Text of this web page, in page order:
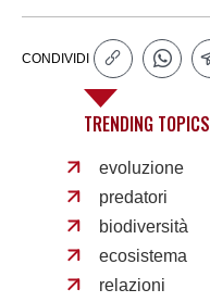
CONDIVIDI
TRENDING TOPICS
evoluzione
predatori
biodiversità
ecosistema
relazioni